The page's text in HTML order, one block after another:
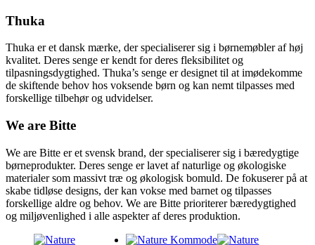
Thuka
Thuka er et dansk mærke, der specialiserer sig i børnemøbler af høj
kvalitet. Deres senge er kendt for deres fleksibilitet og
tilpasningsdygtighed. Thuka’s senge er designet til at imødekomme
de skiftende behov hos voksende børn og kan nemt tilpasses med
forskellige tilbehør og udvidelser.
We are Bitte
We are Bitte er et svensk brand, der specialiserer sig i bæredygtige
børneprodukter. Deres senge er lavet af naturlige og økologiske
materialer som massivt træ og økologisk bomuld. De fokuserer på at
skabe tidløse designs, der kan vokse med barnet og tilpasses
forskellige aldre og behov. We are Bitte prioriterer bæredygtighed
og miljøvenlighed i alle aspekter af deres produktion.